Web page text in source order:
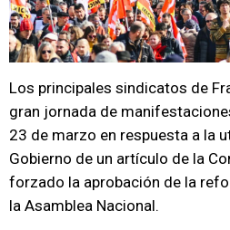
Los principales sindicatos de
gran jornada de
23 de marzo en respuesta a la
Gobierno de un artículo de la
forzado la aprobación de la
la Asamblea Nacional.